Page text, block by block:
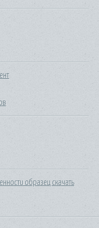
образец скачать